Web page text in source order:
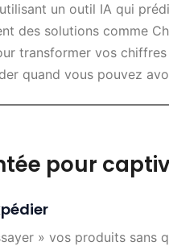
un outil IA qui
des solutions comme
transformer vos
quand vous pouvez
pour
» vos produits sans